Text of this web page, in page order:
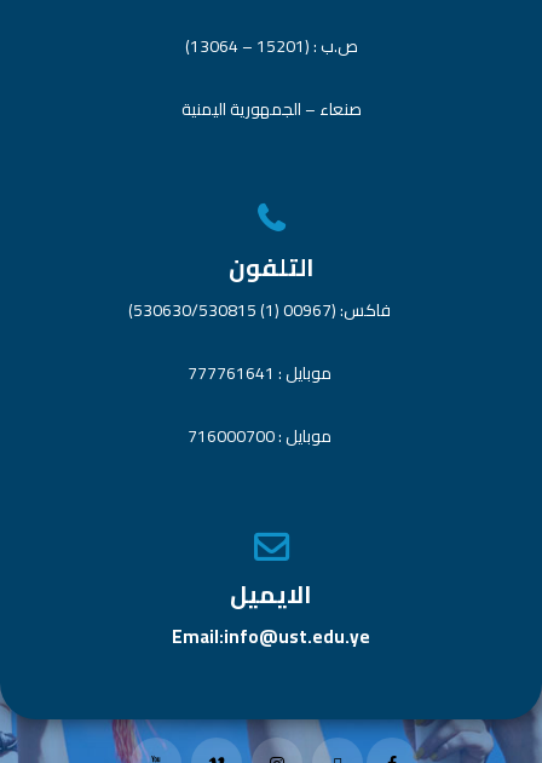
ص.ب : (15201 – 13064)
صنعاء – الجمهورية اليمنية
التلفون
فاكس: (00967 (1) 530630/530815)
موبايل : 777761641
موبايل : 716000700
الايميل
Email:info@ust.edu.ye